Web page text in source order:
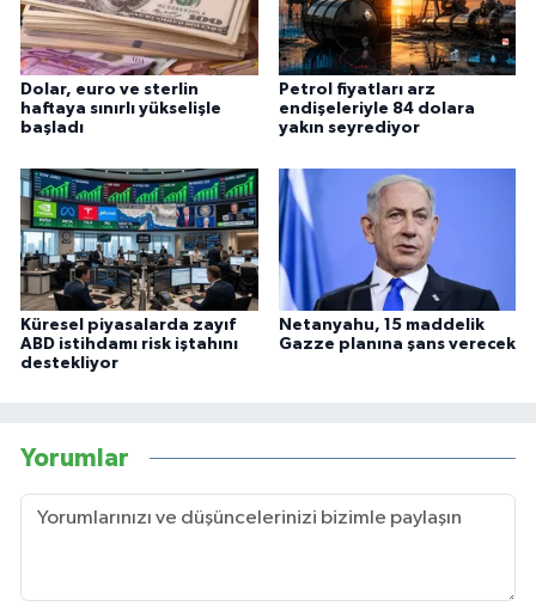
Dolar, euro ve sterlin
haftaya sınırlı yükselişle
başladı
Petrol fiyatları arz
endişeleriyle 84 dolara
yakın seyrediyor
Küresel piyasalarda zayıf
ABD istihdamı risk iştahını
destekliyor
Netanyahu, 15 maddelik
Gazze planına şans verecek
Yorumlar